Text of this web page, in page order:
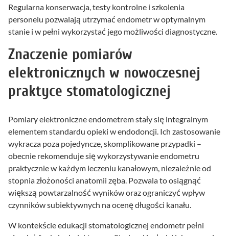
Regularna konserwacja, testy kontrolne i szkolenia
personelu pozwalają utrzymać endometr w optymalnym
stanie i w pełni wykorzystać jego możliwości diagnostyczne.
Znaczenie pomiarów
elektronicznych w nowoczesnej
praktyce stomatologicznej
Pomiary elektroniczne endometrem stały się integralnym
elementem standardu opieki w endodoncji. Ich zastosowanie
wykracza poza pojedyncze, skomplikowane przypadki –
obecnie rekomenduje się wykorzystywanie endometru
praktycznie w każdym leczeniu kanałowym, niezależnie od
stopnia złożoności anatomii zęba. Pozwala to osiągnąć
większą powtarzalność wyników oraz ograniczyć wpływ
czynników subiektywnych na ocenę długości kanału.
W kontekście edukacji stomatologicznej endometr pełni